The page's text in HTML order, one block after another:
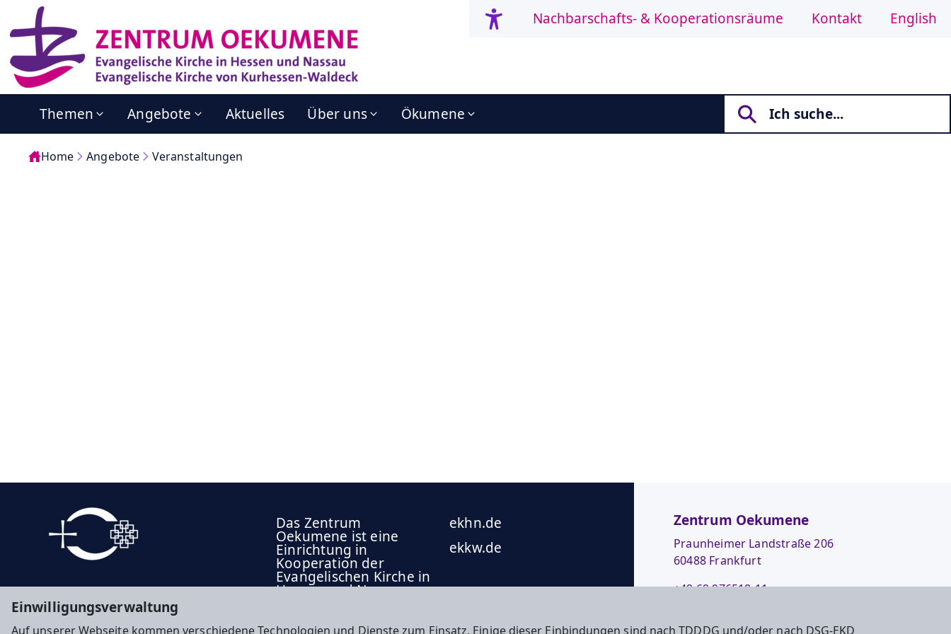
Einwilligungsverwaltung
Auf unserer Webseite kommen verschiedene Technologien und Dienste zum Einsatz. Einige dieser Einbindungen sind nach TDDDG und/oder nach DSG-EKD
Nachbarschafts- & Kooperationsräume Kontakt English
Themen Angebote Aktuelles Über uns Ökumene
Home Angebote Veranstaltungen
Das Zentrum
Oekumene ist eine
Einrichtung in
Kooperation der
Evangelischen Kirche in
Hessen und Nassau
ekhn.de
ekkw.de
Zentrum Oekumene
Praunheimer Landstraße 206
60488 Frankfurt
+49 69 976518-11